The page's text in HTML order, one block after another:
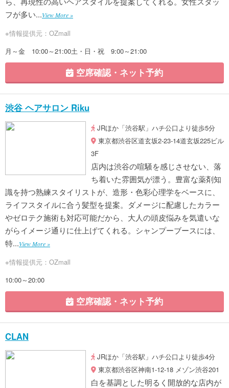
フが多い...View More »
※情報提供元：OZmall
月～金 10:00～21:00土・日・祝 9:00～21:00
空席確認・ネット予約
渋谷 ヘアサロン Riku
JRほか「渋谷駅」ハチ公口より徒歩5分
東京都渋谷区道玄坂2-23-14道玄坂225ビル
3F
店内は渋谷の喧騒を感じさせない、落
ち着いた雰囲気が漂う。豊富な薬剤知
識を持つ熟練スタイリストが、造形・色彩心理学をベースに、
ライフスタイルに合う髪型を提案。ダメージに配慮したカラー
やゼロテク施術も対応可能だから、大人の頭皮悩みを気遣いな
がらイメージ通りに仕上げてくれる。シャンプーブースには、
特...View More »
※情報提供元：OZmall
10:00～20:00
空席確認・ネット予約
CLAN
JRほか「渋谷駅」ハチ公口より徒歩4分
東京都渋谷区神南1-12-18 メゾン渋谷201
白を基調とした明るく開放的な店内が